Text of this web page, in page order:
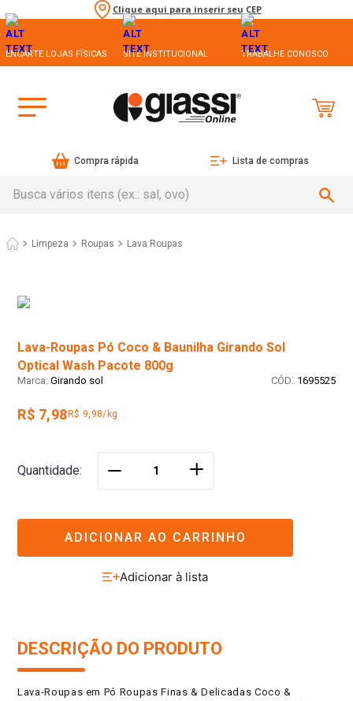
Clique aqui para inserir seu CEP
ENCARTE LOJAS FÍSICAS SITE INSTITUCIONAL TRABALHE CONOSCO
Compra rápida Lista de compras
Limpeza Roupas Lava Roupas
Lava-Roupas Pó Coco & Baunilha Girando Sol
Optical Wash Pacote 800g
Girando sol : 1695525
R$ 7,98 R$ 9,98/kg
Quantidade ＋
ADICIONAR AO CARRINHO
DESCRIÇÃO DO PRODUTO
Lava-Roupas em Pó Roupas Finas & Delicadas Coco &